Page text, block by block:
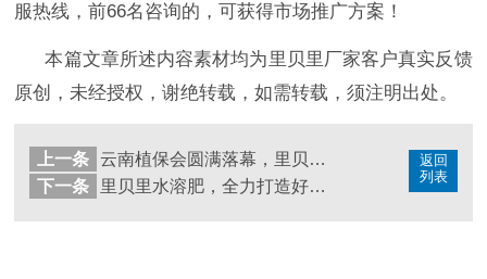
服热线，前66名咨询的，可获得市场推广方案！
本篇文章所述内容素材均为里贝里厂家客户真实反馈
原创，未经授权，谢绝转载，如需转载，须注明出处。
返回
列表
上一条
云南植保会圆满落幕，里贝里凝心聚力、乘势而上
下一条
里贝里水溶肥，全力打造好品牌